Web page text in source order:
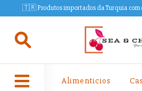
🇹🇷 Produtos importados da Turquia com
Alimenticios